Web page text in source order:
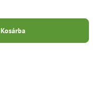
Kosárba